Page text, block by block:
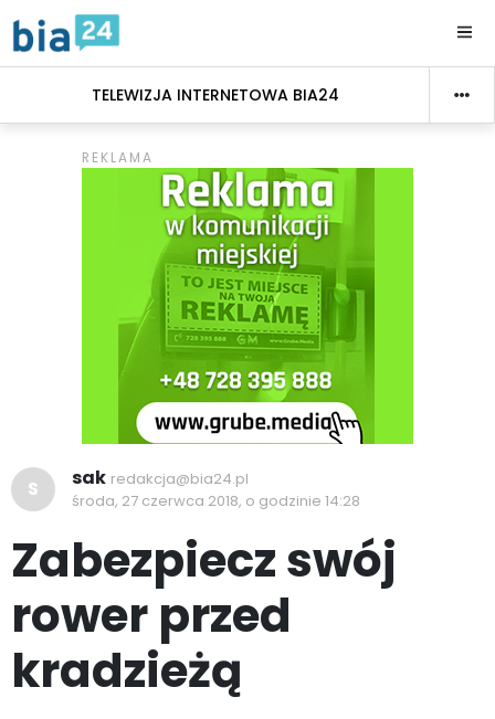
TELEWIZJA INTERNETOWA BIA24
S sak redakcja@bia24.pl
środa, 27 czerwca 2018, o godzinie 14:28
Zabezpiecz swój
rower przed
kradzieżą